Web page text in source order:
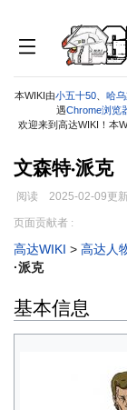
本WIKI由小五十50、 哈
遇Chrome浏览
欢迎来到高达WIKI！本
文森特·派克
阅读 2025-02-09更
跳
导
航
跳
搜
索
页面贡献者 :
高达WIKI > 高达人
·派克
基本信息